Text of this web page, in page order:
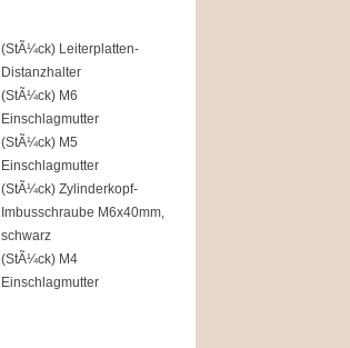
(StÃ¼ck) Leiterplatten-
Distanzhalter
(StÃ¼ck) M6
Einschlagmutter
(StÃ¼ck) M5
Einschlagmutter
(StÃ¼ck) Zylinderkopf-
Imbusschraube M6x40mm,
schwarz
(StÃ¼ck) M4
Einschlagmutter